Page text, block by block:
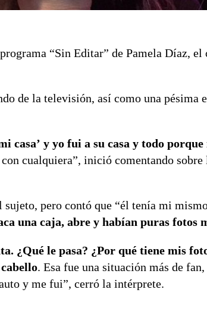
“Sin Editar” de Pamela Díaz,
de la televisión, así como una pésima
casa’ y yo fui a su casa y todo
cualquiera”, inició comentando
pero contó que “él tenía mi
una caja, abre y habían puras fotos
¿Qué le pasa? ¿Por qué tiene mis
. Esa fue una situación más de
y me fui”, cerró la intérprete.